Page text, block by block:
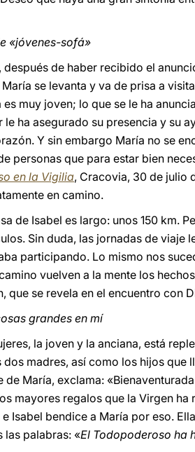
«jóvenes-sofá»
después de haber recibido el
se levanta y va de prisa a
muy joven; lo que se le ha
ha asegurado su presencia y su
Y sin embargo María no se
personas que para estar bien
en la Vigilia, Cracovia, 30 de julio
en camino.
de Isabel es largo: unos 150 km.
Sin duda, las jornadas de viaje
participando. Lo mismo nos
vuelven a la mente los
que se revela en el encuentro con
grandes en mí
la joven y la anciana, está
dos madres, así como los hijos que
María, exclama:
mayores regalos que la Virgen
Isabel bendice a María por eso.
las palabras: «El Todopoderoso ha